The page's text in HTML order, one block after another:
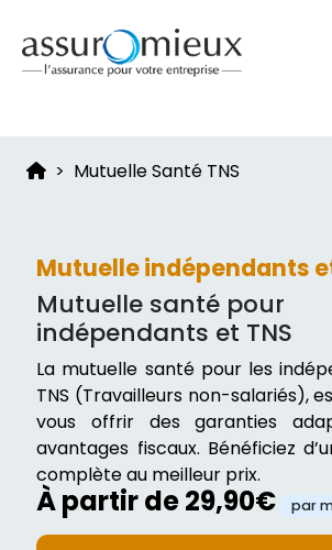
Mutuelle Santé TNS
Mutuelle indépendants
Mutuelle santé pour
indépendants et TNS
La mutuelle santé pour les
TNS (Travailleurs non-salariés),
vous offrir des garanties
avantages fiscaux. Bénéficiez
complète au meilleur prix.
À partir de 29,90€ par